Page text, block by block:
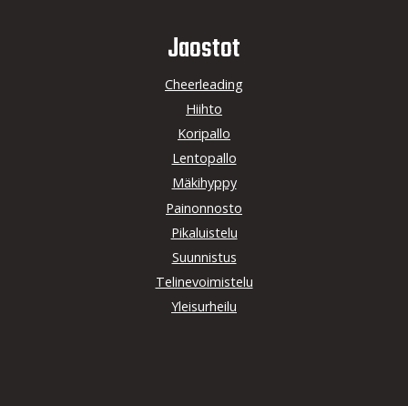
Jaostot
Cheerleading
Hiihto
Koripallo
Lentopallo
Mäkihyppy
Painonnosto
Pikaluistelu
Suunnistus
Telinevoimistelu
Yleisurheilu